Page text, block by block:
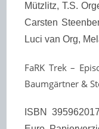
Mützlitz, T.S.
Carsten
Luci van Org,
FaRK Trek –
Baumgärtner &
ISBN